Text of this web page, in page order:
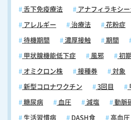
舌下免疫療法 アナフィラキシ
アレルギー 治療法 花粉症
待機期間 濃厚接触 期間
甲状腺機能低下症 風邪 初期
オミクロン株 接種券 対象
新型コロナワクチン 3回目
糖尿病 血圧 減塩 動脈
生活習慣病 DASH食 高血圧